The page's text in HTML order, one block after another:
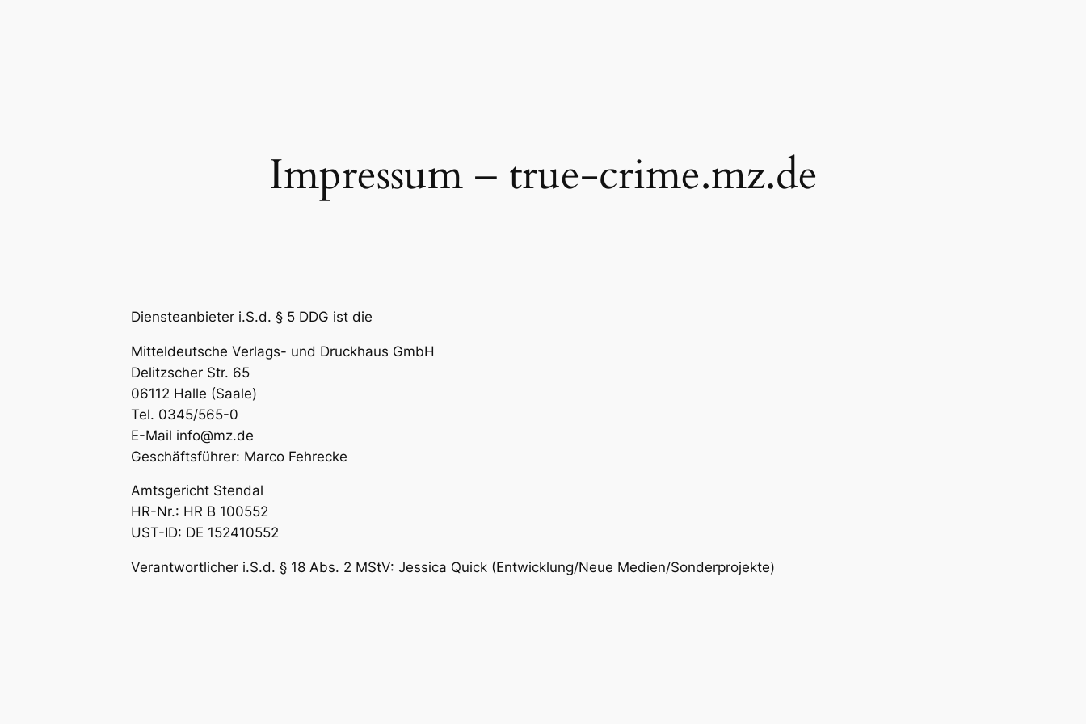
Impressum – true-crime.mz.de
Diensteanbieter i.S.d. § 5 DDG ist die
Mitteldeutsche Verlags- und Druckhaus GmbH
Delitzscher Str. 65
06112 Halle (Saale)
Tel. 0345/565-0
E-Mail info@mz.de
Geschäftsführer: Marco Fehrecke
Amtsgericht Stendal
HR-Nr.: HR B 100552
UST-ID: DE 152410552
Verantwortlicher i.S.d. § 18 Abs. 2 MStV: Jessica Quick (Entwicklung/Neue Medien/Sonderprojekte)